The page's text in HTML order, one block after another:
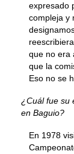
expresado
compleja y
que no era
que la
Eso no se
¿Cuál fue su
en Baguio?
En 1978